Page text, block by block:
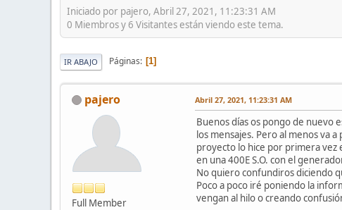
Iniciado por pajero, Abril 27, 2021, 11:23:31 AM
0 Miembros y 6 Visitantes están viendo este tema.
IR ABAJO Páginas 1
pajero
Full Member
Abril 27, 2021, 11:23:31 AM
Buenos días os pongo de nuevo
los mensajes. Pero al menos va
proyecto lo hice por primera vez
en una 400E S.O. con el
No quiero confundiros diciendo
Poco a poco iré poniendo la
vengan al hilo o creando